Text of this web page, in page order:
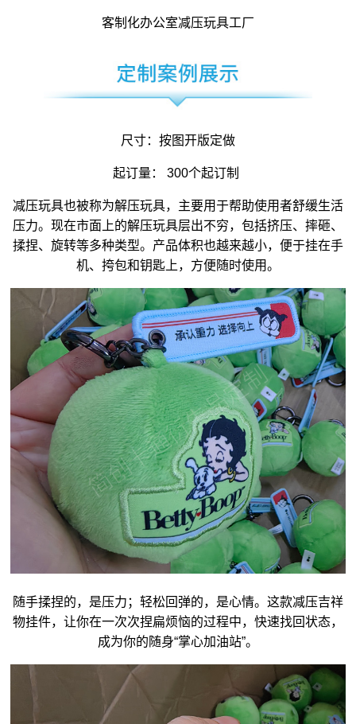
客制化办公室减压玩具工厂
尺寸：按图开版定做
起订量： 300个起订制
减压玩具也被称为解压玩具，主要用于帮助使用者舒缓生活
压力。现在市面上的解压玩具层出不穷，包括挤压、摔砸、
揉捏、旋转等多种类型。产品体积也越来越小，便于挂在手
机、挎包和钥匙上，方便随时使用。
随手揉捏的，是压力；轻松回弹的，是心情。这款减压吉祥
物挂件，让你在一次次捏扁烦恼的过程中，快速找回状态，
成为你的随身“掌心加油站”。